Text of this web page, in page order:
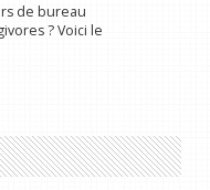
de bureau
? Voici le